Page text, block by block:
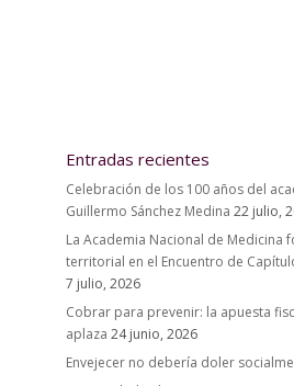
Entradas recientes
Celebración de los 100 años del
Guillermo Sánchez Medina 22 julio,
La Academia Nacional de Medicina
territorial en el Encuentro de
7 julio, 2026
Cobrar para prevenir: la apuesta
aplaza 24 junio, 2026
Envejecer no debería doler